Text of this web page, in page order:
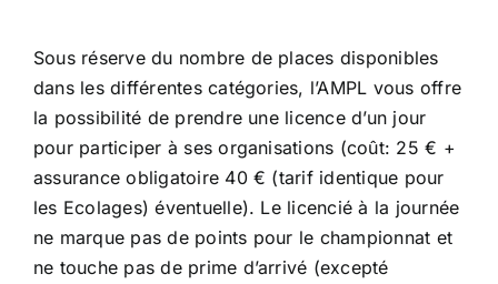
Sous réserve du nombre de places disponibles
dans les différentes catégories, l’AMPL vous offre
la possibilité de prendre une licence d’un jour
pour participer à ses organisations (coût: 25 € +
assurance obligatoire 40 € (tarif identique pour
les Ecolages) éventuelle). Le licencié à la journée
ne marque pas de points pour le championnat et
ne touche pas de prime d’arrivé (excepté